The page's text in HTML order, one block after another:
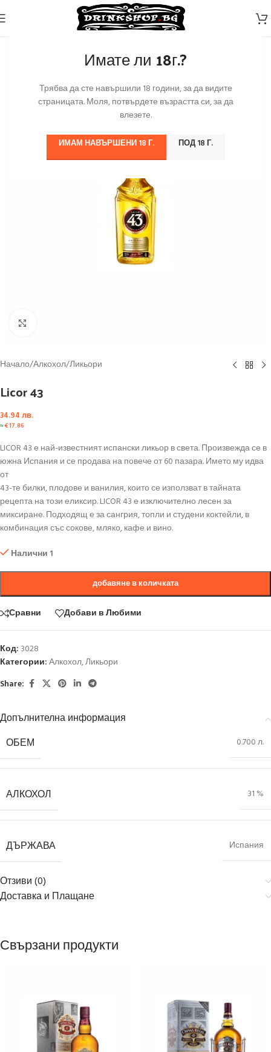
Имате ли 18г.?
Трябва да сте навършили 18 години, за да видите
страницата. Моля, потвърдете възрастта си, за да
влезете.
ИМАМ НАВЪРШЕНИ 18 Г. ПОД 18 Г.
Начало/Алкохол/Ликьори
Licor 43
34.94 лв.
≈€17.86
LICOR 43 е най-известният испански ликьор в света. Произвежда се в
южна Испания и се продава на повече от 60 пазара. Името му идва
от
43-те билки, плодове и ванилия, които се използват в тайната
рецепта на този еликсир. LICOR 43 е изключително лесен за
миксиране. Подходящ е за сангрия, топли и студени коктейли, в
комбинация със сокове, мляко, кафе и вино.
Налични 1
добавяне в количката
Сравни Добави в Любими
Код: 3028
Категории:Алкохол,Ликьори
Share:
Допълнителна информация
ОБЕМ 0.700 л.
АЛКОХОЛ 31 %
ДЪРЖАВА Испания
Отзиви (0)
Доставка и Плащане
Свързани продукти